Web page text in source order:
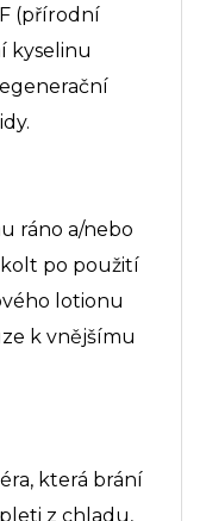
(přírodní
kyselinu
ráno a/nebo
po použití
lotionu
k vnějšímu
která brání
z chladu,